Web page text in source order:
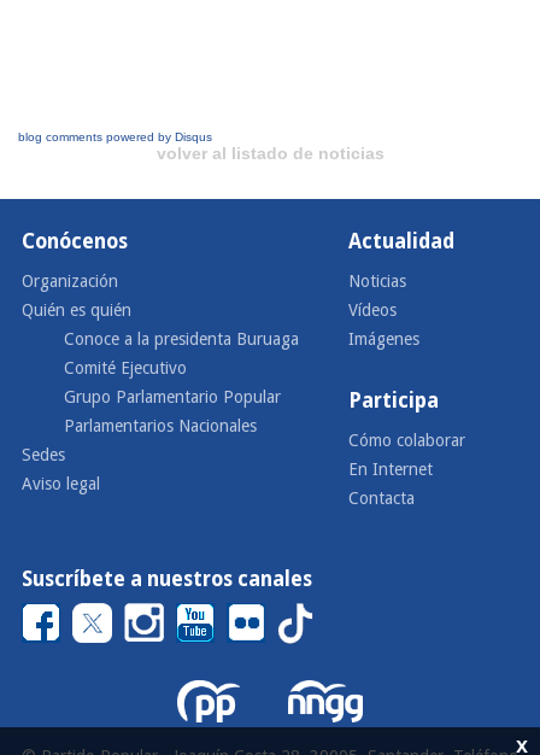
blog comments powered by Disqus
volver al listado de noticias
Conócenos
Organización
Quién es quién
Conoce a la presidenta Buruaga
Comité Ejecutivo
Grupo Parlamentario Popular
Parlamentarios Nacionales
Sedes
Aviso legal
Actualidad
Noticias
Vídeos
Imágenes
Participa
Cómo colaborar
En Internet
Contacta
Suscríbete a nuestros canales
x